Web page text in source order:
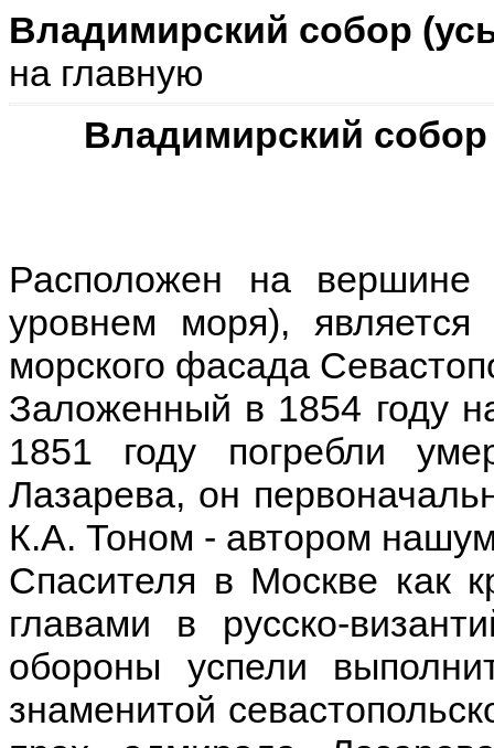
Владимирский собор
на главную
Владимирский
Расположен на
уровнем моря), является
морского фасада
Заложенный в 1854 году
1851 году погребли
Лазарева, он
К.А. Тоном - автором
Спасителя в Москве как
главами в русско-
обороны успели
знаменитой